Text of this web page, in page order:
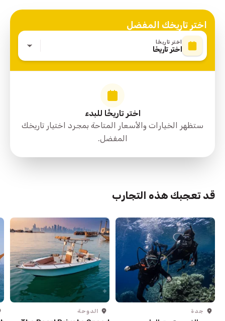
- نظارات شمسية
اختر تاريخك المفضل
اختر تاريخًا
اختر تاريخًا
اختر تاريخًا للبدء
ستظهر الخيارات والأسعار المتاحة بمجرد اختيار تاريخك
المفضل.
قد تعجبك هذه التجارب
جدة الدوحة